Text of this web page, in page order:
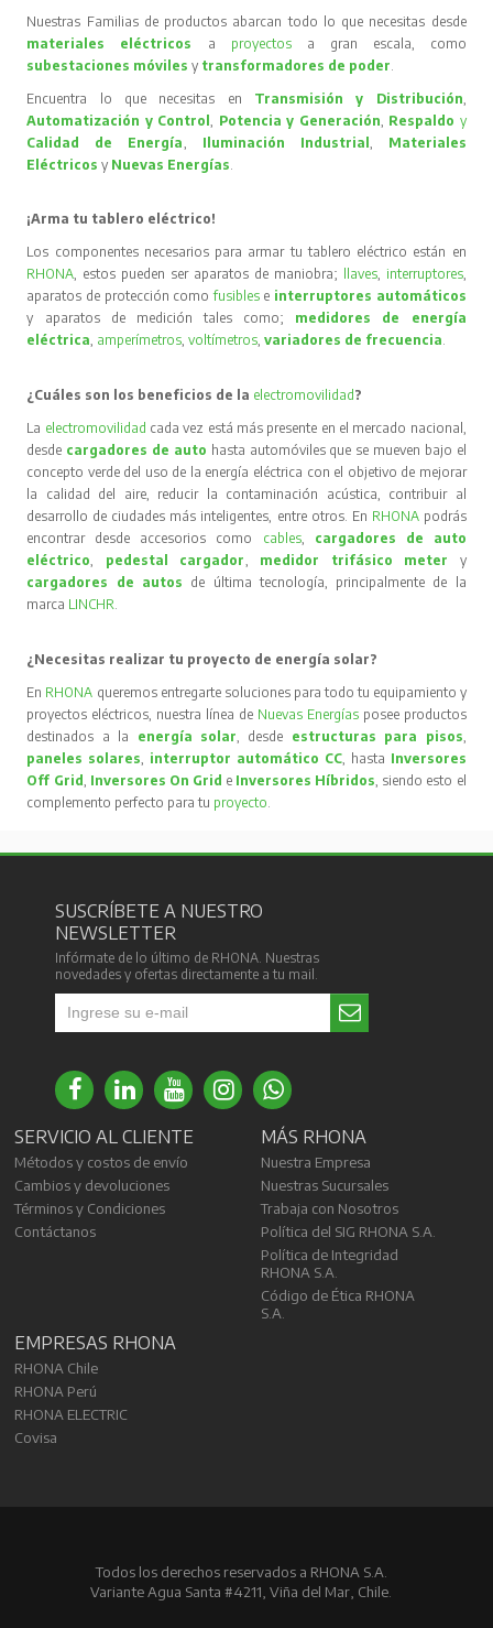
Nuestras Familias de productos abarcan todo lo que necesitas desde
materiales eléctricos
a proyectos
a gran escala, como
subestaciones móvilesy transformadores de poder.
Encuentra lo que necesitas en Transmisión y Distribución,
Automatización y Control, Potencia y Generación, Respaldo y
Calidad de Energía, Iluminación Industrial , Materiales
Eléctricos y Nuevas Energías.
¡Arma tu tablero eléctrico!
Los componentes necesarios para armar tu tablero eléctrico están en
RHONA, estos pueden ser aparatos de maniobra; llaves, interruptores,
aparatos de protección comofusibles e interruptores automáticos
y aparatos de medición tales como; medidores de energía
eléctrica, amperímetros,voltímetros,variadores de frecuencia.
¿Cuáles son los beneficios de la electromovilidad ?
La electromovilidad cada vez está más presente en el mercado nacional,
desde cargadores de auto hasta automóviles que se mueven bajo el
concepto verde del uso de la energía eléctrica con el objetivo de mejorar
la calidad del aire, reducir la contaminación acústica, contribuir al
desarrollo de ciudades más inteligentes, entre otros. En RHONA podrás
encontrar desde accesorios como cables, cargadores de auto
eléctrico, pedestal cargador, medidor trifásico meter
y
cargadores de autos de última tecnología, principalmente de la
marca LINCHR.
¿Necesitas realizar tu proyecto de energía solar?
En RHONA queremos entregarte soluciones para todo tu equipamiento y
proyectos eléctricos, nuestra línea de Nuevas Energíasposee productos
destinados a la energía solar, desde estructuras para pisos,
paneles solares, interruptor automático CC, hasta Inversores
Off Grid, Inversores On Grid e Inversores Híbridos, siendo esto el
complemento perfecto para tu proyecto.
SUSCRÍBETE A NUESTRO
NEWSLETTER
Infórmate de lo último de RHONA. Nuestras
novedades y ofertas directamente a tu mail.
SERVICIO AL CLIENTE
Métodos y costos de envío
Cambios y devoluciones
Términos y Condiciones
Contáctanos
MÁS RHONA
Nuestra Empresa
Nuestras Sucursales
Trabaja con Nosotros
Política del SIG RHONA S.A.
Política de Integridad
RHONA S.A.
Código de Ética RHONA
S.A.
EMPRESAS RHONA
RHONA Chile
RHONA Perú
RHONA ELECTRIC
Covisa
Todos los derechos reservados a RHONA S.A.
Variante Agua Santa #4211, Viña del Mar, Chile.